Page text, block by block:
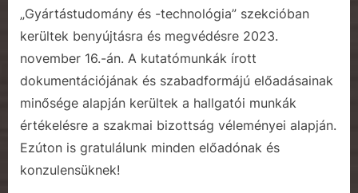
„Gyártástudomány és -technológia” szekcióban
kerültek benyújtásra és megvédésre 2023.
november 16.-án. A kutatómunkák írott
dokumentációjának és szabadformájú előadásainak
minősége alapján kerültek a hallgatói munkák
értékelésre a szakmai bizottság véleményei alapján.
Ezúton is gratulálunk minden előadónak és
konzulensüknek!